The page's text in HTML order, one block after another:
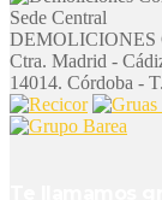
Sede Central
DEMOLICIONES
Ctra. Madrid -
14014. Córdoba - T.